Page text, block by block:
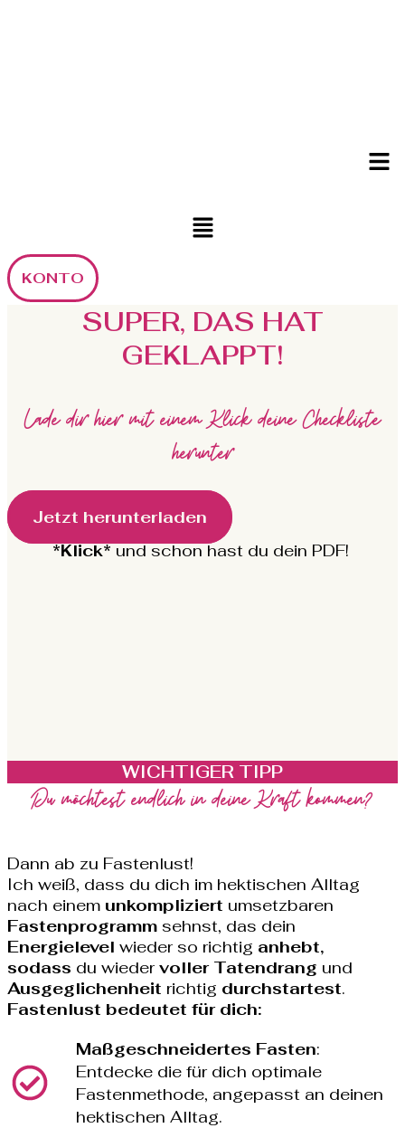
Menü
KONTO
SUPER, DAS HAT
GEKLAPPT!
Lade dir hier mit einem Klick deine Checkliste
herunter
Jetzt herunterladen
*Klick*und schon hast du dein PDF!
WICHTIGER TIPP
Du möchtest endlich in deine Kraft kommen?
Dann ab zu Fastenlust!
Ich weiß, dass du dich im hektischen Alltag
nach einem unkompliziert umsetzbaren
Fastenprogramm sehnst, das dein
Energielevel wieder so richtig anhebt,
sodass du wieder voller Tatendrang und
Ausgeglichenheit richtig durchstartest.
Fastenlust bedeutet für dich:
Maßgeschneidertes Fasten:
Entdecke die für dich optimale
Fastenmethode, angepasst an deinen
hektischen Alltag.